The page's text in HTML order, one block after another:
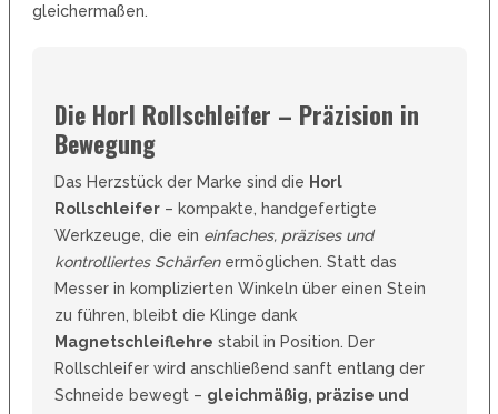
gleichermaßen.
Die Horl Rollschleifer – Präzision in
Bewegung
Das Herzstück der Marke sind die Horl
Rollschleifer– kompakte, handgefertigte
Werkzeuge, die ein einfaches, präzises und
kontrolliertes Schärfenermöglichen. Statt das
Messer in komplizierten Winkeln über einen Stein
zu führen, bleibt die Klinge dank
Magnetschleiflehre stabil in Position. Der
Rollschleifer wird anschließend sanft entlang der
Schneide bewegt – gleichmäßig, präzise und